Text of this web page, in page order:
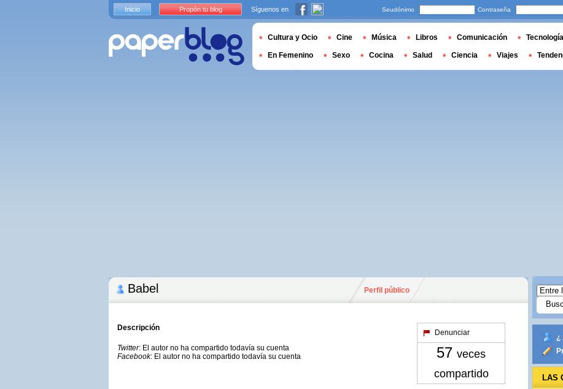
Babel Perfil público
Descripción
Twitter: El autor no ha compartido todavía su cuenta
Facebook: El autor no ha compartido todavía su cuenta
Denunciar
57 veces
compartido
¿
LAS
Inicio Propón tu blog Síguenos en Seudónimo Contraseña
Cultura y Ocio Cine Música Libros Comunicación Tecnología
En Femenino Sexo Cocina Salud Ciencia Viajes